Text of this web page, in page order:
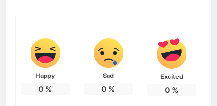
Happy
0 %
Sad
0 %
Excited
0 %